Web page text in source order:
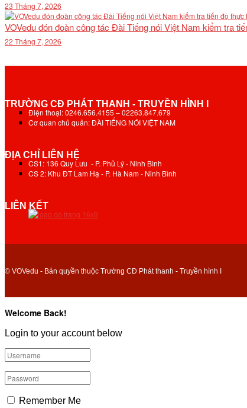
23 Tháng 7, 2026
VOVedu đón đoàn công tác Đài Tiếng nói Việt Nam kiểm tra
22 Tháng 7, 2026
TRƯỜNG CĐ PHÁT THANH - TRUYỀN HÌNH I
Điện thoại: 0246.656.4155 – 02263.847.679
Cơ quan chủ quản: ĐÀI TIẾNG NÓI VIỆT NAM
ĐỊA CHỈ LIÊN HỆ
CS1: 136 Quy Lưu - P. Phủ Lý - Ninh Bình
CS 2: Khu ĐT Lam Hạ - P. Hà Nam - Ninh Bình
LIÊN KẾT
© VOVedu - Bản quyền thuộc Trường CĐ Phát thanh - Truyền hình I
Welcome Back!
Login to your account below
Remember Me